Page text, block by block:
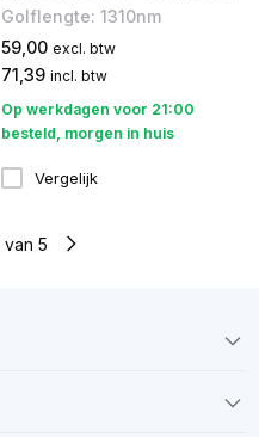
Golflengte: 1310nm
59,00 excl. btw
71,39 incl. btw
Op werkdagen voor 21:00
besteld, morgen in huis
Vergelijk
van 5